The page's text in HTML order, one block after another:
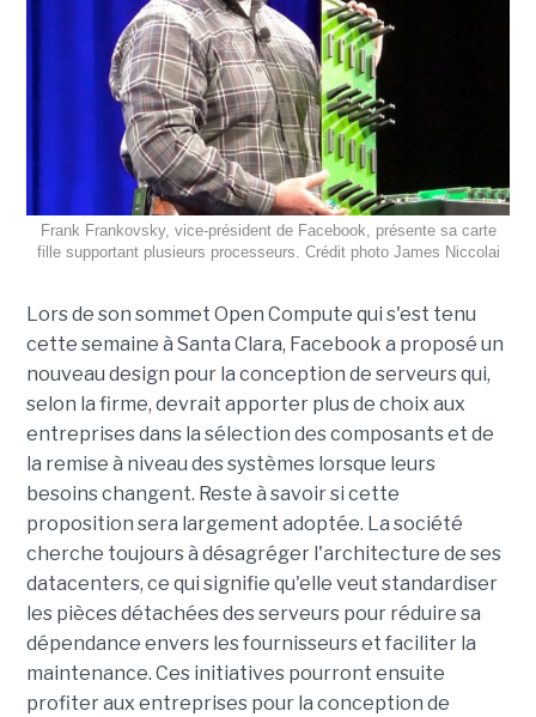
Frank Frankovsky, vice-président de Facebook, présente sa carte
fille supportant plusieurs processeurs. Crédit photo James Niccolai
Lors de son sommet Open Compute qui s'est tenu
cette semaine à Santa Clara, Facebook a proposé un
nouveau design pour la conception de serveurs qui,
selon la firme, devrait apporter plus de choix aux
entreprises dans la sélection des composants et de
la remise à niveau des systèmes lorsque leurs
besoins changent. Reste à savoir si cette
proposition sera largement adoptée. La société
cherche toujours à désagréger l'architecture de ses
datacenters, ce qui signifie qu'elle veut standardiser
les pièces détachées des serveurs pour réduire sa
dépendance envers les fournisseurs et faciliter la
maintenance. Ces initiatives pourront ensuite
profiter aux entreprises pour la conception de